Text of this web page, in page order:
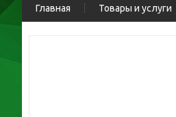
Главная Товары и услуги